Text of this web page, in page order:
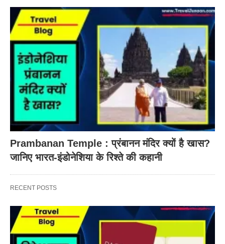
Prambanan Temple : प्रंबानन मंदिर क्यों है खास?
जानिए भारत-इंडोनेशिया के रिश्ते की कहानी
RECENT POSTS